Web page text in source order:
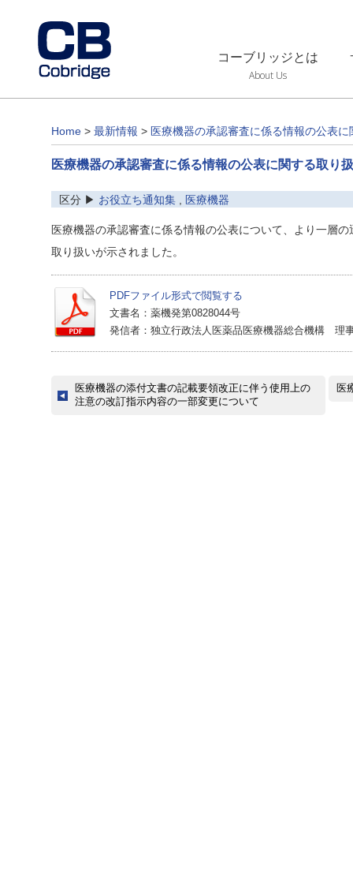
コーブリッジとは
About Us
Home > 最新情報 > 医療機器の承認審査に係る情報の公表
医療機器の承認審査に係る情報の公表に関する取り
区分 ▶ お役立ち通知集 医療機器
医療機器の承認審査に係る情報の公表について、より一層
取り扱いが示されました。
PDFファイル形式で閲覧する
文書名：薬機発第0828044号
発信者：独立行政法人医薬品医療機器総合機構
医療機器の添付文書の記載要領改正に伴う使用上の
注意の改訂指示内容の一部変更について
医